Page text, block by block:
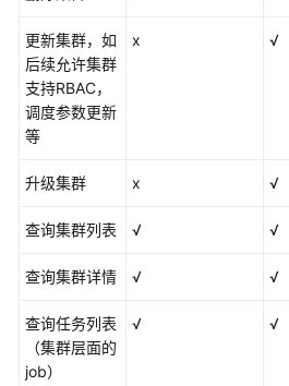
资
源
支
持
域
系
统
权
限
更新集群，如
后续允许集群
支持RBAC，
调度参数更新
等
x √
升级集群 x √
查询集群列表 √ √
查询集群详情 √ √
查询任务列表
（集群层面的
job）
√ √